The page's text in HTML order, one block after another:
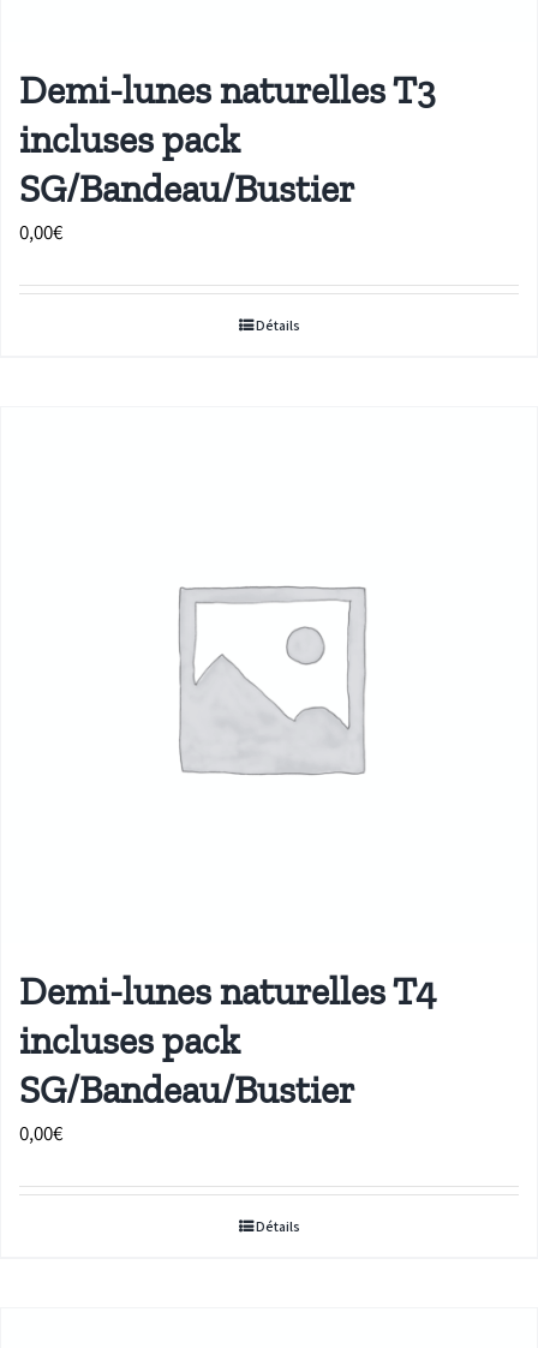
Demi-lunes naturelles T3
incluses pack
SG/Bandeau/Bustier
0,00€
Détails
Demi-lunes naturelles T4
incluses pack
SG/Bandeau/Bustier
0,00€
Détails